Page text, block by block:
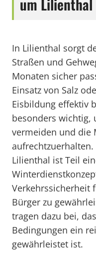
um Lilienthal
In Lilienthal sorgt
Straßen und
Monaten sicher
Einsatz von Salz
Eisbildung effektiv
besonders wichtig,
vermeiden und die
Lilienthal ist Teil
Verkehrssicherheit
Bürger zu
tragen dazu bei,
Bedingungen ein
gewährleistet ist.